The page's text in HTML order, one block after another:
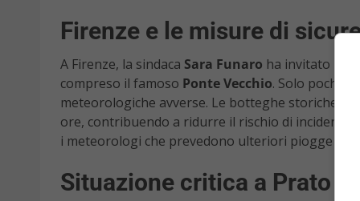
Firenze e le misure di
A Firenze, la sindaca Sara Funaro ha invitato la
compreso il famoso Ponte Vecchio. Solo pochi
meteorologiche avverse. Le botteghe storiche
ore, contribuendo a ridurre il rischio di incidenti.
i meteorologi che prevedono ulteriori piogge
Situazione critica a Prato